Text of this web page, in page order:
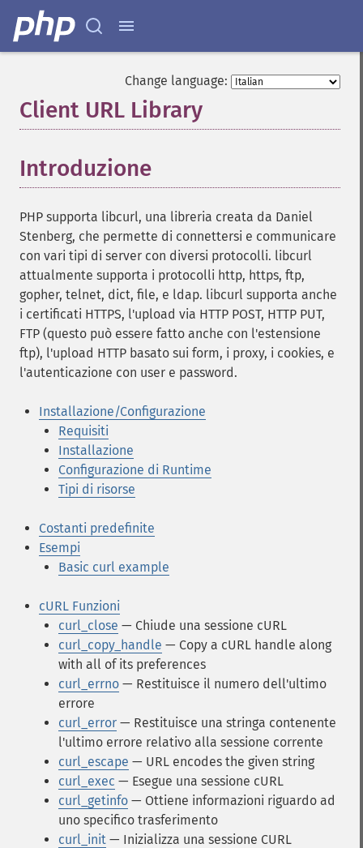
Change language:
Client URL Library
Introduzione
PHP supporta libcurl, una libreria creata da Daniel
Stenberg, che permette di connettersi e communicare
con vari tipi di server con diversi protocolli. libcurl
attualmente supporta i protocolli http, https, ftp,
gopher, telnet, dict, file, e ldap. libcurl supporta anche
i certificati HTTPS, l'upload via HTTP POST, HTTP PUT,
FTP (questo può essere fatto anche con l'estensione
ftp), l'upload HTTP basato sui form, i proxy, i cookies, e
l'autenticazione con user e password.
Installazione/Configurazione
Requisiti
Installazione
Configurazione di Runtime
Tipi di risorse
Costanti predefinite
Esempi
Basic curl example
cURL Funzioni
curl_close — Chiude una sessione cURL
curl_copy_handle — Copy a cURL handle along
with all of its preferences
curl_errno — Restituisce il numero dell'ultimo
errore
curl_error — Restituisce una stringa contenente
l'ultimo errore relativo alla sessione corrente
curl_escape — URL encodes the given string
curl_exec — Esegue una sessione cURL
curl_getinfo — Ottiene informazioni riguardo ad
uno specifico trasferimento
curl_init — Inizializza una sessione CURL